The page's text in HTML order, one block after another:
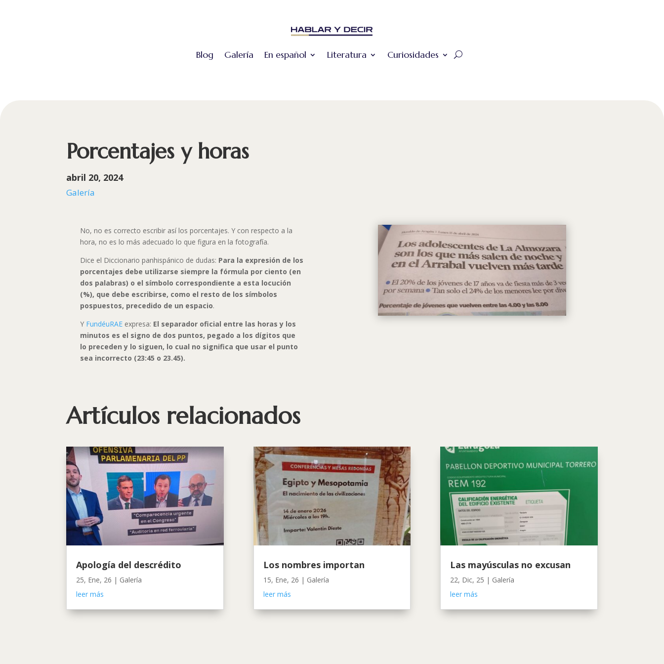
Blog Galería En español Literatura Curiosidades
Porcentajes y horas
abril 20, 2024
Galería
No, no es correcto escribir así los porcentajes. Y con respecto a la
hora, no es lo más adecuado lo que figura en la fotografía.
Dice el Diccionario panhispánico de dudas: Para la expresión de los
porcentajes debe utilizarse siempre la fórmula por ciento (en
dos palabras) o el símbolo correspondiente a esta locución
(%), que debe escribirse, como el resto de los símbolos
pospuestos, precedido de un espacio.
Y FundéuRAE expresa: El separador oficial entre las horas y los
minutos es el signo de dos puntos, pegado a los dígitos que
lo preceden y lo siguen, lo cual no significa que usar el punto
sea incorrecto (23:45 o 23.45).
Artículos relacionados
Apología del descrédito
25, Ene, 26 | Galería
leer más
Los nombres importan
15, Ene, 26 | Galería
leer más
Las mayúsculas no excusan
22, Dic, 25 | Galería
leer más